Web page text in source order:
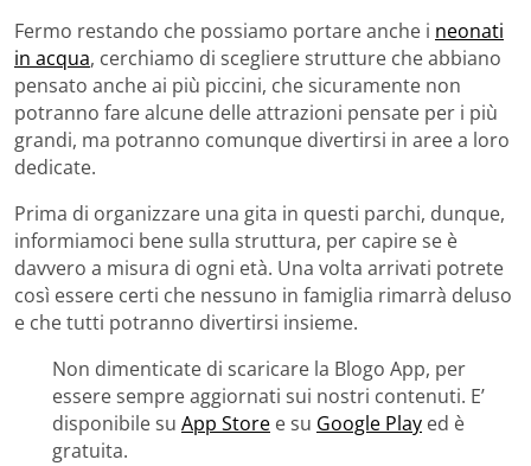
Fermo restando che possiamo portare anche i neonati
in acqua, cerchiamo di scegliere strutture che abbiano
pensato anche ai più piccini, che sicuramente non
potranno fare alcune delle attrazioni pensate per i più
grandi, ma potranno comunque divertirsi in aree a loro
dedicate.
Prima di organizzare una gita in questi parchi, dunque,
informiamoci bene sulla struttura, per capire se è
davvero a misura di ogni età. Una volta arrivati potrete
così essere certi che nessuno in famiglia rimarrà deluso
e che tutti potranno divertirsi insieme.
Non dimenticate di scaricare la Blogo App, per
essere sempre aggiornati sui nostri contenuti. E’
disponibile su App Store e su Google Play ed è
gratuita.